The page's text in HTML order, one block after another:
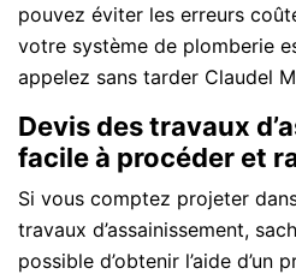
pouvez éviter les erreurs
votre système de plomberie
appelez sans tarder Claudel
Devis des travaux
facile à procéder et
Si vous comptez projeter
travaux d’assainissement,
possible d’obtenir l’aide d’un